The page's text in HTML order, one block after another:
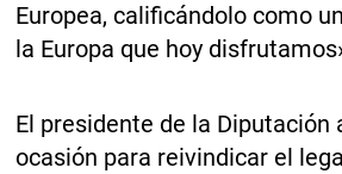
Europea, calificándolo como
la Europa que hoy
El presidente de la Diputación
ocasión para reivindicar el